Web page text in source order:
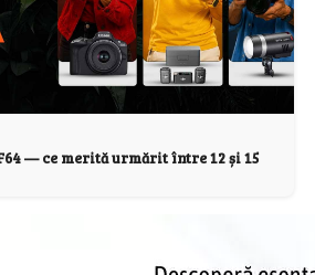
— ce merită urmărit între 12 și 15